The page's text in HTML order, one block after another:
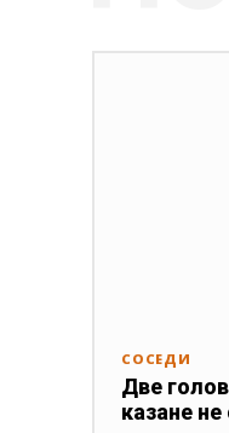
СОСЕДИ
Две
казане